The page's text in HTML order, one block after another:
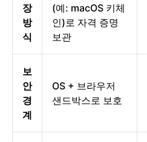
장
방
식
(예: macOS 키체
인)로 자격 증명
보관
보
안
경
계
OS + 브라우저
샌드박스로 보호